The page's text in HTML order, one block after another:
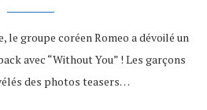
le groupe coréen Romeo a dévoilé un
avec “Without You” ! Les garçons
des photos teasers…